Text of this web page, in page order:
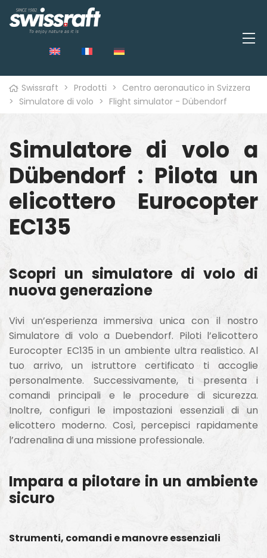
Swissraft > Prodotti > Centro aeronautico in Svizzera
> Simulatore di volo > Flight simulator - Dübendorf
Simulatore di volo a
Dübendorf : Pilota un
elicottero Eurocopter
EC135
Scopri un simulatore di volo di
nuova generazione
Vivi un’esperienza immersiva unica con il nostro
Simulatore di volo a Duebendorf. Piloti l’elicottero
Eurocopter EC135 in un ambiente ultra realistico. Al
tuo arrivo, un istruttore certificato ti accoglie
personalmente. Successivamente, ti presenta i
comandi principali e le procedure di sicurezza.
Inoltre, configuri le impostazioni essenziali di un
elicottero moderno. Così, percepisci rapidamente
l’adrenalina di una missione professionale.
Impara a pilotare in un ambiente
sicuro
Strumenti, comandi e manovre essenziali